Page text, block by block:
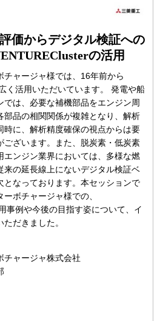
価からデジタル検証への
の活用
チャージャ様では、16年前から
く活用いただいています。 発電や船
は、必要な補機部品をエンジン周
部品の相関関係が複雑となり、解析
時に、解析精度確保の視点からは要
ございます。また、脱炭素・低炭素
エンジン業界においては、多様な燃
来の延長線上にないデジタル検証ベ
となっております。本セッションで
ボチャージャ様での、
事例や今後の目指す姿について、イ
だきました。
チャージャ株式会社